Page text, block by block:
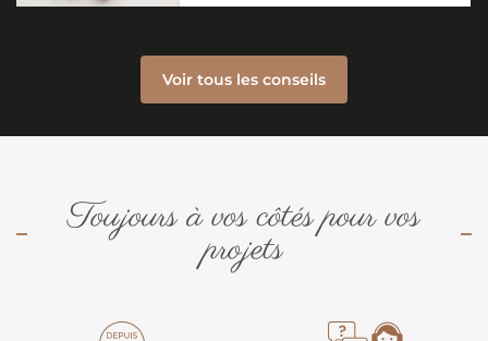
Voir tous les conseils
Toujours à vos côtés pour vos
projets